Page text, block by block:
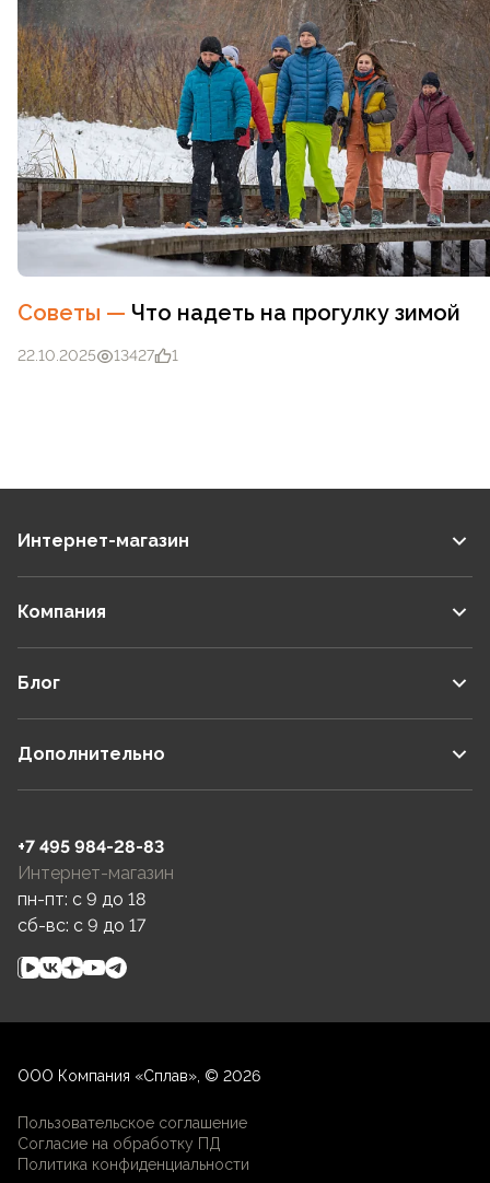
Советы — Что надеть на прогулку зимой
22.10.2025 13427 1
Интернет-магазин
Компания
Блог
Дополнительно
+7 495 984-28-83
Интернет-магазин
пн-пт: c 9 до 18
сб-вс: c 9 до 17
ООО Компания «Сплав», © 2026
Пользовательское соглашение
Согласие на обработку ПД
Политика конфиденциальности